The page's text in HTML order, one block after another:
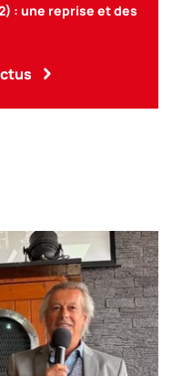
: une reprise et des